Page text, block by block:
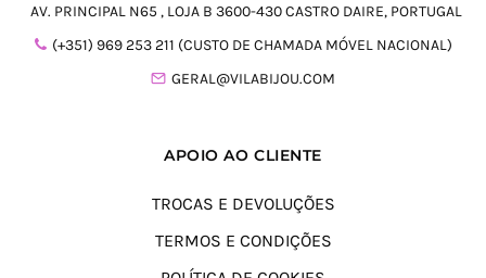
AV. PRINCIPAL N65 , LOJA B 3600-430 CASTRO DAIRE, PORTUGAL
(+351) 969 253 211 (CUSTO DE CHAMADA MÓVEL NACIONAL)
GERAL@VILABIJOU.COM
APOIO AO CLIENTE
TROCAS E DEVOLUÇÕES
TERMOS E CONDIÇÕES